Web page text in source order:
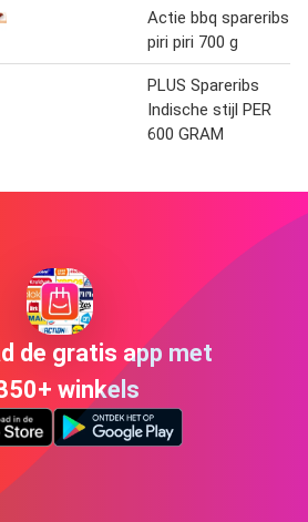
Actie bbq spareribs
piri piri 700 g
PLUS Spareribs
Indische stijl PER
600 GRAM
de gratis app met
winkels